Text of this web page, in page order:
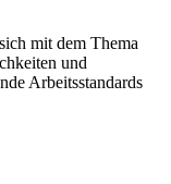
mit dem Thema
und
Arbeitsstandards